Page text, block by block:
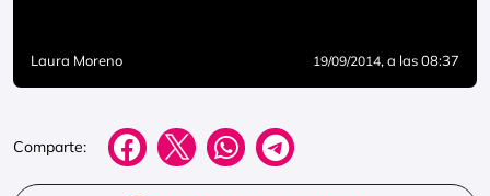
Laura Moreno 19/09/2014, a las 08:37
Comparte: